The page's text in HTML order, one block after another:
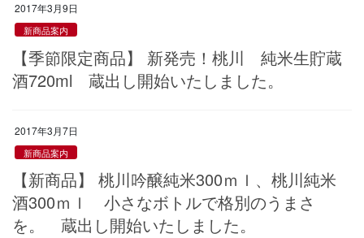
2017年3月9日
新商品案内
【季節限定商品】 新発売！桃川 純米生貯蔵
酒720ml 蔵出し開始いたしました。
2017年3月7日
新商品案内
【新商品】 桃川吟醸純米300ｍｌ、桃川純米
酒300ｍｌ 小さなボトルで格別のうまさ
を。 蔵出し開始いたしました。